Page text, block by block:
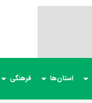
استان‌ها فرهنگی